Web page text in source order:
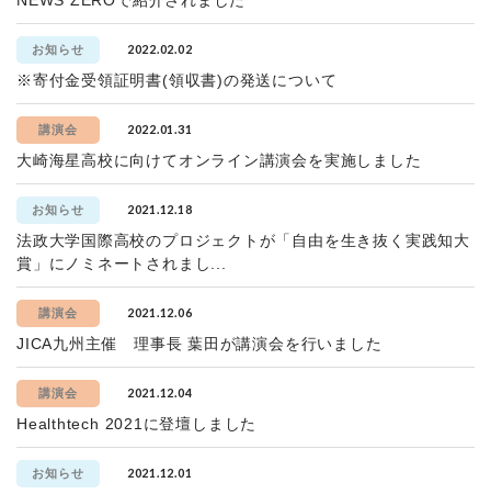
お知らせ 2022.02.02
※寄付金受領証明書(領収書)の発送について
講演会 2022.01.31
大崎海星高校に向けてオンライン講演会を実施しました
お知らせ 2021.12.18
法政大学国際高校のプロジェクトが「自由を生き抜く実践知大
賞」にノミネートされまし...
講演会 2021.12.06
JICA九州主催 理事長 葉田が講演会を行いました
講演会 2021.12.04
Healthtech 2021に登壇しました
お知らせ 2021.12.01